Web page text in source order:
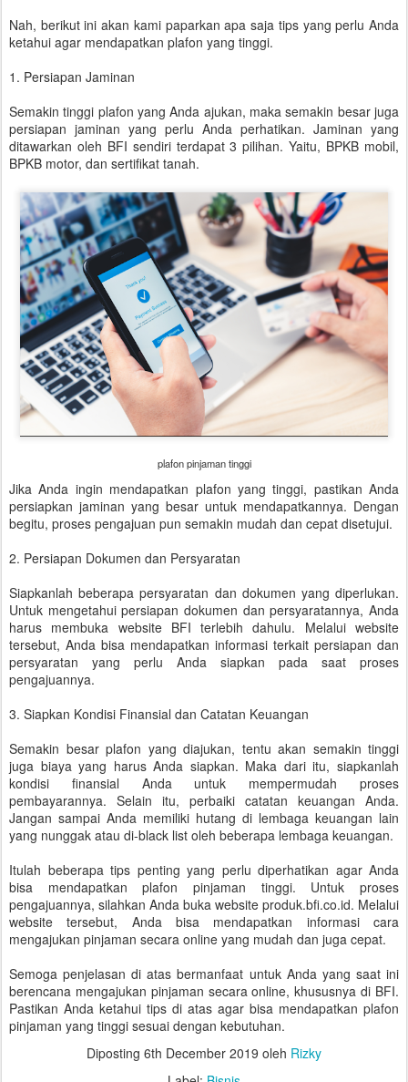
Nah, berikut ini akan kami paparkan apa saja tips yang perlu Anda
ketahui agar mendapatkan plafon yang tinggi.
1. Persiapan Jaminan
Semakin tinggi plafon yang Anda ajukan, maka semakin besar juga
persiapan jaminan yang perlu Anda perhatikan. Jaminan yang
ditawarkan oleh BFI sendiri terdapat 3 pilihan. Yaitu, BPKB mobil,
BPKB motor, dan sertifikat tanah.
plafon pinjaman tinggi
Jika Anda ingin mendapatkan plafon yang tinggi, pastikan Anda
persiapkan jaminan yang besar untuk mendapatkannya. Dengan
begitu, proses pengajuan pun semakin mudah dan cepat disetujui.
2. Persiapan Dokumen dan Persyaratan
Siapkanlah beberapa persyaratan dan dokumen yang diperlukan.
Untuk mengetahui persiapan dokumen dan persyaratannya, Anda
harus membuka website BFI terlebih dahulu. Melalui website
tersebut, Anda bisa mendapatkan informasi terkait persiapan dan
persyaratan yang perlu Anda siapkan pada saat proses
pengajuannya.
3. Siapkan Kondisi Finansial dan Catatan Keuangan
Semakin besar plafon yang diajukan, tentu akan semakin tinggi
juga biaya yang harus Anda siapkan. Maka dari itu, siapkanlah
kondisi finansial Anda untuk mempermudah proses
pembayarannya. Selain itu, perbaiki catatan keuangan Anda.
Jangan sampai Anda memiliki hutang di lembaga keuangan lain
yang nunggak atau di-black list oleh beberapa lembaga keuangan.
Itulah beberapa tips penting yang perlu diperhatikan agar Anda
bisa mendapatkan plafon pinjaman tinggi. Untuk proses
pengajuannya, silahkan Anda buka website produk.bfi.co.id. Melalui
website tersebut, Anda bisa mendapatkan informasi cara
mengajukan pinjaman secara online yang mudah dan juga cepat.
Semoga penjelasan di atas bermanfaat untuk Anda yang saat ini
berencana mengajukan pinjaman secara online, khususnya di BFI.
Pastikan Anda ketahui tips di atas agar bisa mendapatkan plafon
pinjaman yang tinggi sesuai dengan kebutuhan.
Diposting 6th December 2019 oleh Rizky